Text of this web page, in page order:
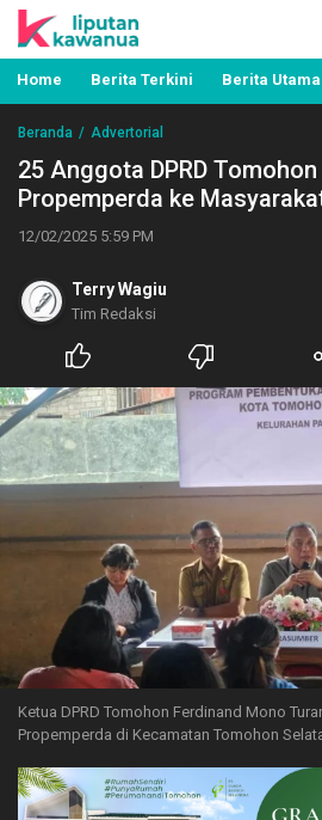
Liputan Kawanua
Berita Manado, Sulawesi
Pemerintahan, Hukum
Home Berita Terkini Berita Utama
Beranda Advertorial
25 Anggota DPRD
Propemperda ke
12/02/2025 5:59 PM
Terry Wagiu
Tim Redaksi
Ketua DPRD Tomohon Ferdinand Mono
Propemperda di Kecamatan Tomohon